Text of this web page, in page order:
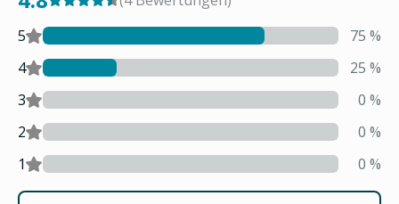
5
75 %
4
25 %
3
0 %
2
0 %
1
0 %